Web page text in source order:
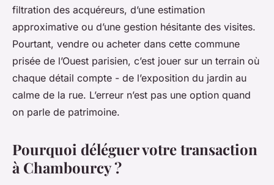
Dulce•20/04/2026 20:56•8 min de lecture
filtration des acquéreurs, d’une estimation
approximative ou d’une gestion hésitante des visites.
Pourtant, vendre ou acheter dans cette commune
prisée de l’Ouest parisien, c’est jouer sur un terrain où
chaque détail compte - de l’exposition du jardin au
calme de la rue. L’erreur n’est pas une option quand
on parle de patrimoine.
Pourquoi déléguer votre transaction
à Chambourcy ?